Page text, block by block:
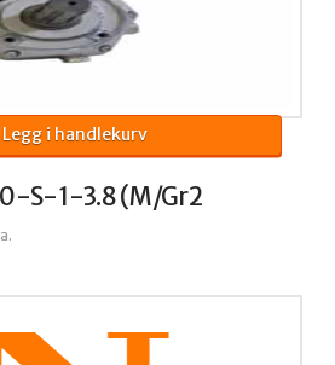
S-1-3.8 (M/Gr2
Legg i handlekurv